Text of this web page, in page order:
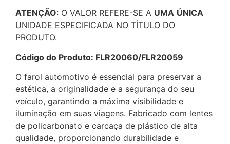
ATENÇÃO: O VALOR REFERE-SE A UMA ÚNICA
UNIDADE ESPECIFICADA NO TÍTULO DO
PRODUTO.
Código do Produto: FLR20060/FLR20059
O farol automotivo é essencial para preservar a
estética, a originalidade e a segurança do seu
veículo, garantindo a máxima visibilidade e
iluminação em suas viagens. Fabricado com lentes
de policarbonato e carcaça de plástico de alta
qualidade, proporcionando durabilidade e